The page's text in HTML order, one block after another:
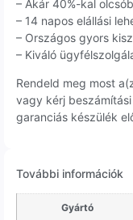
– Akár 40%-kal
– 14 napos elállási
– Országos gyors
– Kiváló
Rendeld meg most
vagy kérj
garanciás készülék
További információk
Gyártó